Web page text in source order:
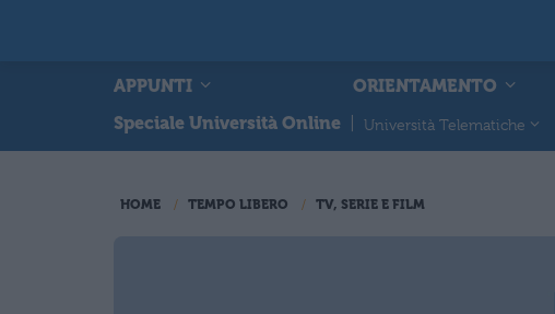
APPUNTI ORIENTAMENTO
Speciale Università Online
Università Telematiche
HOME TEMPO LIBERO TV, SERIE E FILM